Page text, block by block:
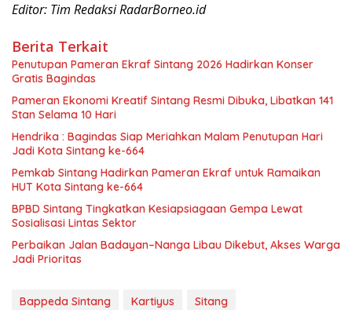
Editor: Tim Redaksi RadarBorneo.id
Berita Terkait
Penutupan Pameran Ekraf Sintang 2026 Hadirkan Konser
Gratis Bagindas
Pameran Ekonomi Kreatif Sintang Resmi Dibuka, Libatkan 141
Stan Selama 10 Hari
Hendrika : Bagindas Siap Meriahkan Malam Penutupan Hari
Jadi Kota Sintang ke-664
Pemkab Sintang Hadirkan Pameran Ekraf untuk Ramaikan
HUT Kota Sintang ke-664
BPBD Sintang Tingkatkan Kesiapsiagaan Gempa Lewat
Sosialisasi Lintas Sektor
Perbaikan Jalan Badayan–Nanga Libau Dikebut, Akses Warga
Jadi Prioritas
Bappeda Sintang Kartiyus
Sitang